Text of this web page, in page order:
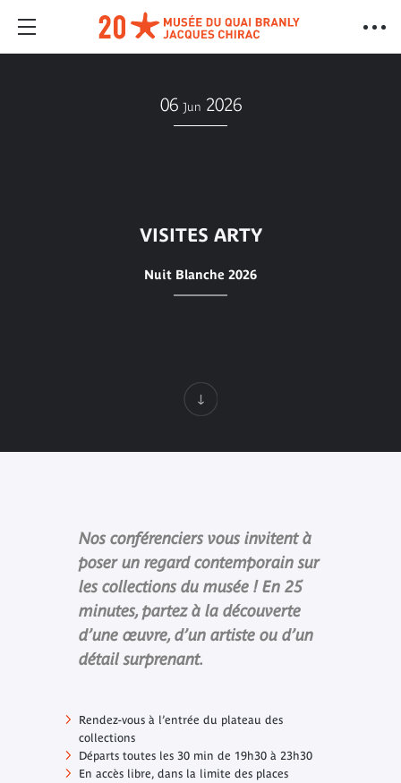
06 Jun 2026
VISITES ARTY
Nuit Blanche 2026
Nos conférenciers vous invitent à
poser un regard contemporain sur
les collections du musée ! En 25
minutes, partez à la découverte
d’une œuvre, d’un artiste ou d’un
détail surprenant.
Rendez-vous à l’entrée du plateau des
collections
Départs toutes les 30 min de 19h30 à 23h30
En accès libre, dans la limite des places